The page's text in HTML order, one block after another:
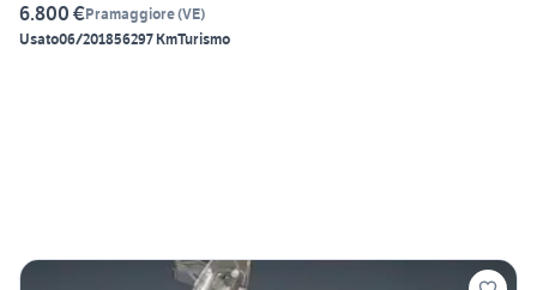
6.800 €Pramaggiore(VE)
Usato06/201856297 KmTurismo